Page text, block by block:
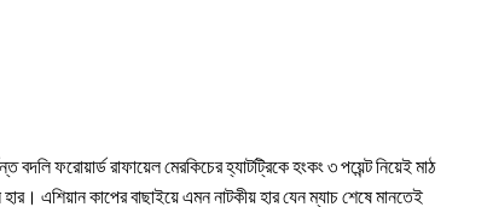
ফরোয়ার্ড রাফায়েল মেরকিচের হ্যাটট্রিকে হংকং ৩ পয়েন্ট নিয়েই মাঠ
এশিয়ান কাপের বাছাইয়ে এমন নাটকীয় হার যেন ম্যাচ শেষে মানতেই